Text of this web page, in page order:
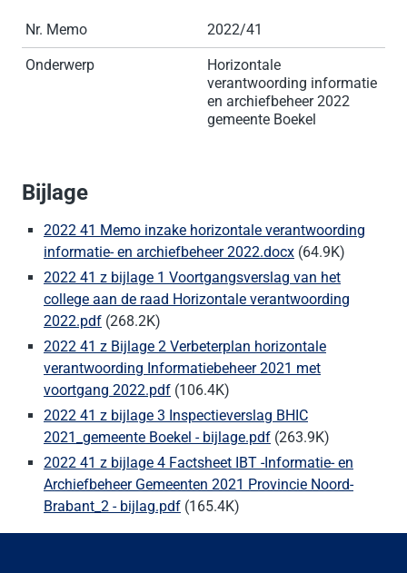
Nr. Memo 2022/41
Onderwerp
Horizontale
verantwoording informatie
en archiefbeheer 2022
gemeente Boekel
Bijlage
2022 41 Memo inzake horizontale verantwoording
informatie- en archiefbeheer 2022.docx (64.9K)
2022 41 z bijlage 1 Voortgangsverslag van het
college aan de raad Horizontale verantwoording
2022.pdf (268.2K)
2022 41 z Bijlage 2 Verbeterplan horizontale
verantwoording Informatiebeheer 2021 met
voortgang 2022.pdf (106.4K)
2022 41 z bijlage 3 Inspectieverslag BHIC
2021_gemeente Boekel - bijlage.pdf (263.9K)
2022 41 z bijlage 4 Factsheet IBT -Informatie- en
Archiefbeheer Gemeenten 2021 Provincie Noord-
Brabant_2 - bijlag.pdf (165.4K)